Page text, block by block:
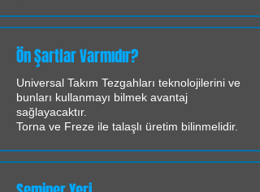
Ön Şartlar Varmıdır?
Universal Takım Tezgahları teknolojilerini ve
bunları kullanmayı bilmek avantaj
sağlayacaktır.
Torna ve Freze ile talaşlı üretim bilinmelidir.